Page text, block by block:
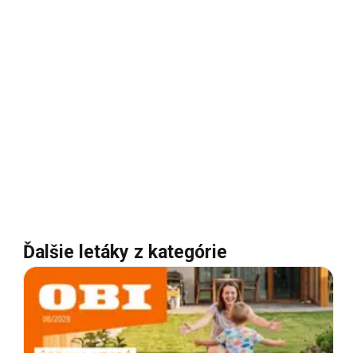
Ďalšie letáky z kategórie